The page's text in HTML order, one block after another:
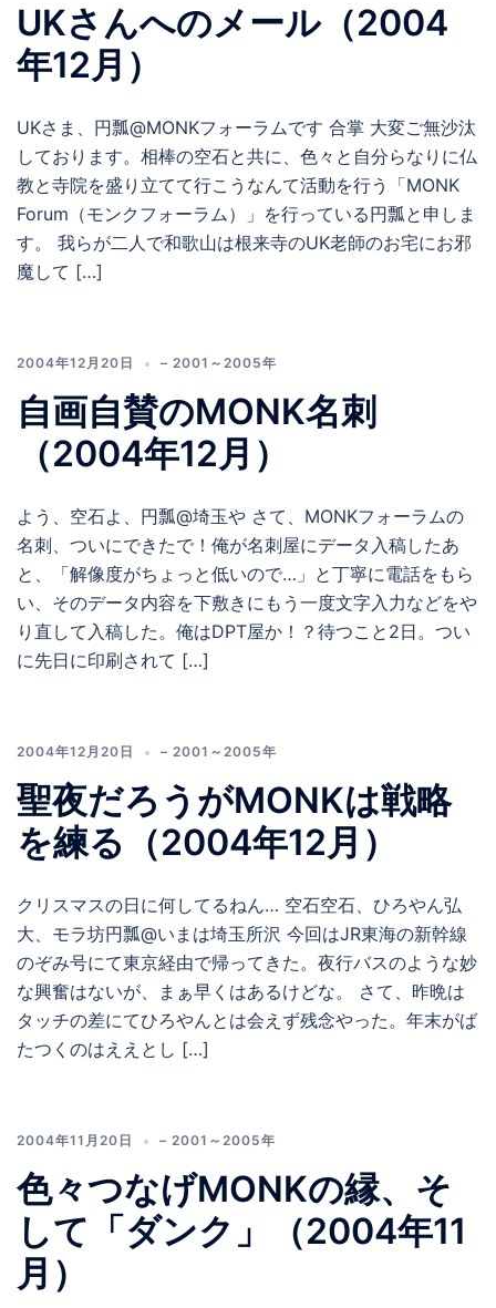
UKさんへのメール（2004
年12月）
UKさま、円瓢@MONKフォーラムです 合掌 大変ご無沙汰
しております。相棒の空石と共に、色々と自分らなりに仏
教と寺院を盛り立てて行こうなんて活動を行う「MONK
Forum（モンクフォーラム）」を行っている円瓢と申しま
す。 我らが二人で和歌山は根来寺のUK老師のお宅にお邪
魔して […]
2004年12月20日 – 2001～2005年
自画自賛のMONK名刺
（2004年12月）
よう、空石よ、円瓢@埼玉や さて、MONKフォーラムの
名刺、ついにできたで！俺が名刺屋にデータ入稿したあ
と、「解像度がちょっと低いので…」と丁寧に電話をもら
い、そのデータ内容を下敷きにもう一度文字入力などをや
り直して入稿した。俺はDPT屋か！？待つこと2日。つい
に先日に印刷されて […]
2004年12月20日 – 2001～2005年
聖夜だろうがMONKは戦略
を練る（2004年12月）
クリスマスの日に何してるねん… 空石空石、ひろやん弘
大、モラ坊円瓢@いまは埼玉所沢 今回はJR東海の新幹線
のぞみ号にて東京経由で帰ってきた。夜行バスのような妙
な興奮はないが、まぁ早くはあるけどな。 さて、昨晩は
タッチの差にてひろやんとは会えず残念やった。年末がば
たつくのはええとし […]
2004年11月20日 – 2001～2005年
色々つなげMONKの縁、そ
して「ダンク」（2004年11
月）